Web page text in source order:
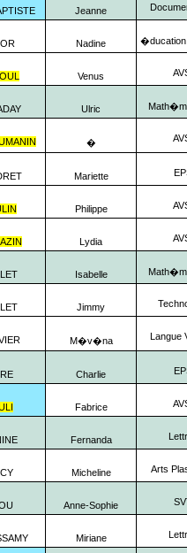
Jeanne
Nadine �ducation
Venus
Ulric
�
Mariette
Philippe
Lydia
Isabelle
Jimmy
M�v�na Langue
Charlie
Fabrice
Fernanda
Micheline Arts
Anne-Sophie
Miriane